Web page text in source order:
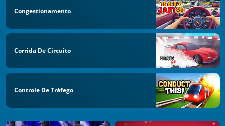
Congestionamento
Corrida De Circuito
Controle De Tráfego